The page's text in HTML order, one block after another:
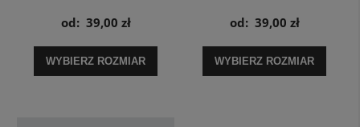
- plakat
od: 39,00 zł
WYBIERZ ROZMIAR
Mathilda - plakat
od: 39,00 zł
WYBIERZ ROZMIAR